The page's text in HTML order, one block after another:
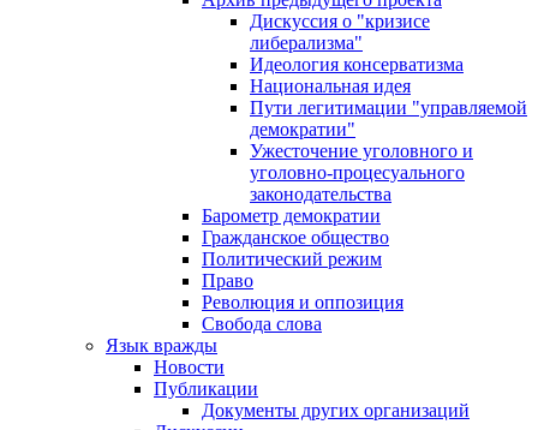
Дискуссия о "кризисе
либерализма"
Идеология консерватизма
Национальная идея
Пути легитимации "управляемой
демократии"
Ужесточение уголовного и
уголовно-процесуального
законодательства
Барометр демократии
Гражданское общество
Политический режим
Право
Революция и оппозиция
Свобода слова
Язык вражды
Новости
Публикации
Документы других организаций